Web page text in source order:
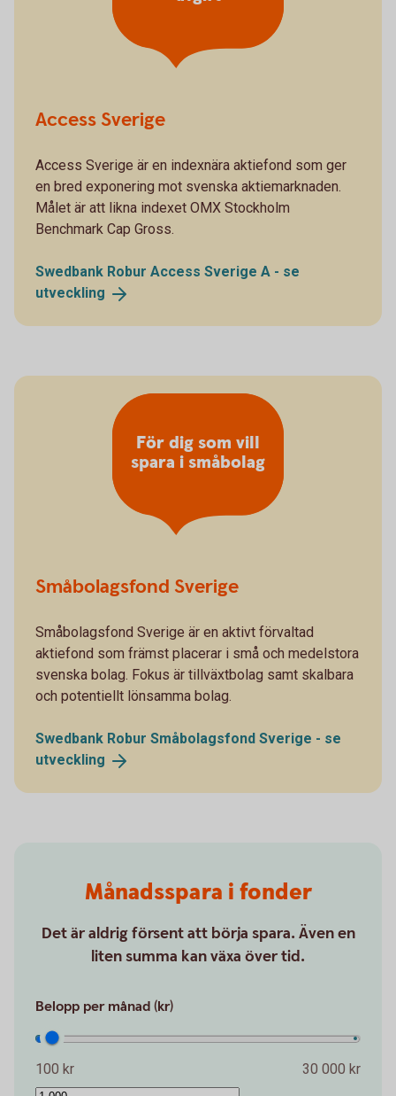
Access Sverige
Access Sverige är en indexnära aktiefond som ger
en bred exponering mot svenska aktiemarknaden.
Målet är att likna indexet OMX Stockholm
Benchmark Cap Gross.
Swedbank Robur Access Sverige A - se
utveckling
Småbolagsfond Sverige
Småbolagsfond Sverige är en aktivt förvaltad
aktiefond som främst placerar i små och medelstora
svenska bolag. Fokus är tillväxtbolag samt skalbara
och potentiellt lönsamma bolag.
Swedbank Robur Småbolagsfond Sverige - se
utveckling
För dig som vill
spara i småbolag
Månadsspara i fonder
Det är aldrig försent att börja spara. Även en
liten summa kan växa över tid.
Belopp per månad (kr)
100 kr 30 000 kr